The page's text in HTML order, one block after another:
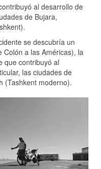
al desarrollo de
de Bujara,
se descubría un
Colón a las Américas), la
que contribuyó al
las ciudades de
(Tashkent moderno).